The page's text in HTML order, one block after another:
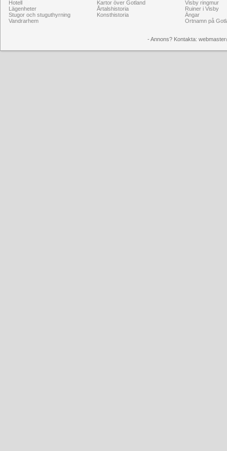
Hotell
Lägenheter
Stugor och stuguthyrning
Vandrarhem
Kartor över Gotland
Årtalshistoria
Konsthistoria
Visby ringmur
Ruiner i Visby
Ängar
Ortnamn på
- Annons? Kontakta: